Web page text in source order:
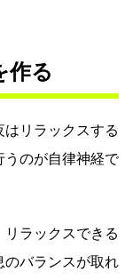
作る
リラックスする
うのが自律神経で
ラックスできる
のバランスが取れ